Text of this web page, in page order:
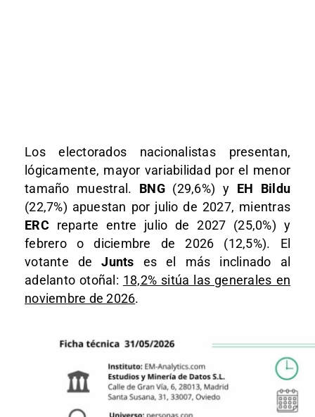
Los electorados nacionalistas presentan,
lógicamente, mayor variabilidad por el menor
tamaño muestral. BNG(29,6%) y EH Bildu
(22,7%) apuestan por julio de 2027, mientras
ERCreparte entre julio de 2027 (25,0%) y
febrero o diciembre de 2026 (12,5%). El
votante deJunts es el más inclinado al
adelanto otoñal: 18,2% sitúa las generales en
noviembre de 2026.